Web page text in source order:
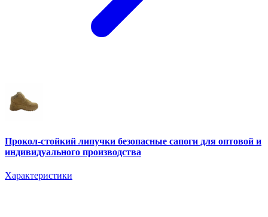
Прокол-стойкий липучки безопасные сапоги для оптовой и
индивидуального производства
Характеристики